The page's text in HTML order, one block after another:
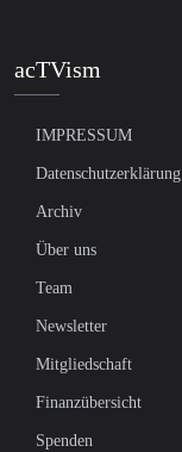
acTVism
IMPRESSUM
Datenschutzerklärung
Archiv
Über uns
Team
Newsletter
Mitgliedschaft
Finanzübersicht
Spenden